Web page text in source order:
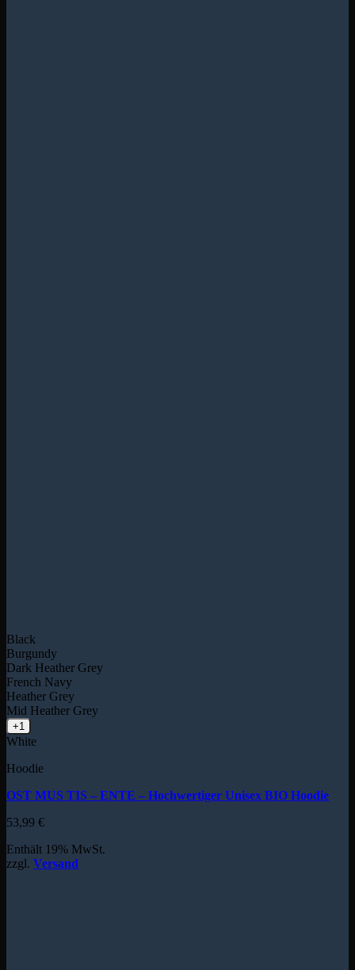
Black
Burgundy
Dark Heather Grey
French Navy
Heather Grey
Mid Heather Grey
+1
White
Hoodie
OST MUS TIS – ENTE – Hochwertiger Unisex BIO Hoodie
53,99 €
Enthält 19% MwSt.
zzgl. Versand